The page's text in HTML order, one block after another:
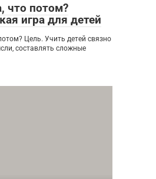
что потом?
игра для детей
Цель. Учить детей связно
составлять сложные